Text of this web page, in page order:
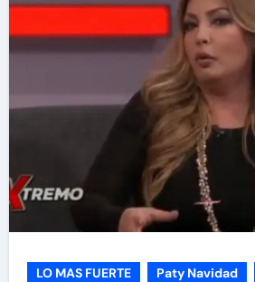
LO MAS FUERTE Paty Navidad